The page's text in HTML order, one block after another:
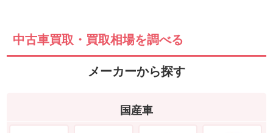
中古車買取・買取相場を調べる
メーカーから探す
国産車